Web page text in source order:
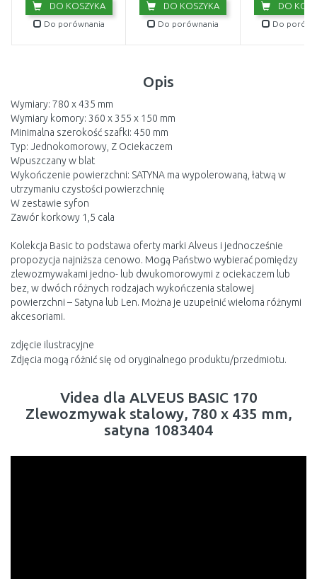
DO KOSZYKA
Do porównania
DO KOSZYKA
Do porównania
DO
Do
Opis
Wymiary: 780 x 435 mm
Wymiary komory: 360 x 355 x 150 mm
Minimalna szerokość szafki: 450 mm
Typ: Jednokomorowy, Z Ociekaczem
Wpuszczany w blat
Wykończenie powierzchni: SATYNA ma wypolerowaną, łatwą w
utrzymaniu czystości powierzchnię
W zestawie syfon
Zawór korkowy 1,5 cala
Kolekcja Basic to podstawa oferty marki Alveus i jednocześnie
propozycja najniższa cenowo. Mogą Państwo wybierać pomiędzy
zlewozmywakami jedno- lub dwukomorowymi z ociekaczem lub
bez, w dwóch różnych rodzajach wykończenia stalowej
powierzchni – Satyna lub Len. Można je uzupełnić wieloma różnymi
akcesoriami.
zdjęcie ilustracyjne
Zdjęcia mogą różnić się od oryginalnego produktu/przedmiotu.
Videa dla ALVEUS BASIC 170
Zlewozmywak stalowy, 780 x 435 mm,
satyna 1083404